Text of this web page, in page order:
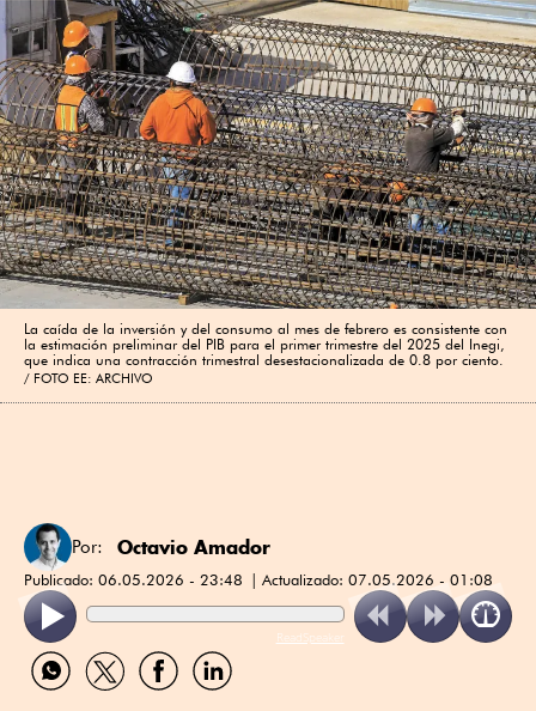
La caída de la inversión y del consumo al mes de febrero es consistente con
la estimación preliminar del PIB para el primer trimestre del 2025 del Inegi,
que indica una contracción trimestral desestacionalizada de 0.8 por ciento.
FOTO EE: ARCHIVO
Por: Octavio Amador
Publicado: 06.05.2026 - 23:48 Actualizado: 07.05.2026 - 01:08
ReadSpeaker
Compartir
por
Compartir
por
Compartir
por
Compartir
por